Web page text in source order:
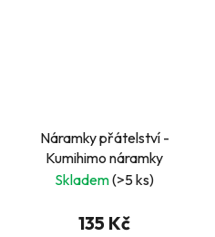
Náramky přátelství -
Kumihimo náramky
Skladem(>5 ks)
135 Kč